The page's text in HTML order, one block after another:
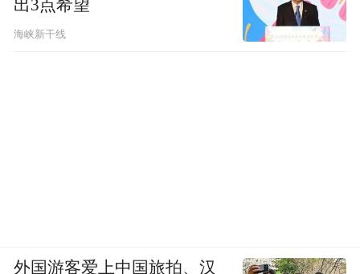
出3点希望
海峡新干线
外国游客爱上中国旅拍、汉